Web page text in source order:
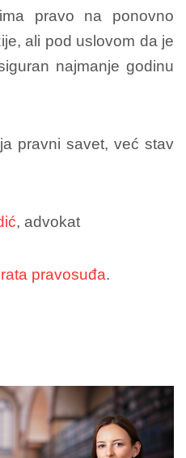
pravo na ponovno
ali pod uslovom da je
najmanje godinu
pravni savet, već stav
, advokat
pravosuđa.